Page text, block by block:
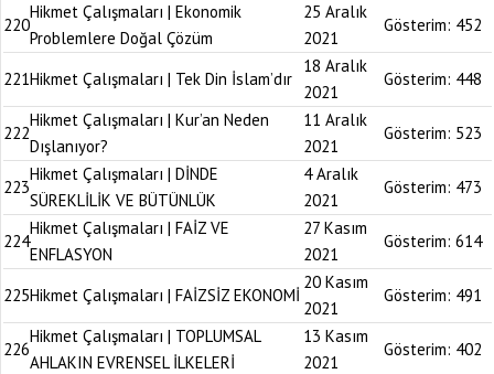
220
Hikmet Çalışmaları | Ekonomik
Problemlere Doğal Çözüm
25 Aralık
2021
Gösterim: 452
221Hikmet Çalışmaları | Tek Din İslam’dır
18 Aralık
2021
Gösterim: 448
222
Hikmet Çalışmaları | Kur’an Neden
Dışlanıyor?
11 Aralık
2021
Gösterim: 523
223
Hikmet Çalışmaları | DİNDE
SÜREKLİLİK VE BÜTÜNLÜK
4 Aralık
2021
Gösterim: 473
224
Hikmet Çalışmaları | FAİZ VE
ENFLASYON
27 Kasım
2021
Gösterim: 614
225Hikmet Çalışmaları | FAİZSİZ EKONOMİ
20 Kasım
2021
Gösterim: 491
226
Hikmet Çalışmaları | TOPLUMSAL
AHLAKIN EVRENSEL İLKELERİ
13 Kasım
2021
Gösterim: 402